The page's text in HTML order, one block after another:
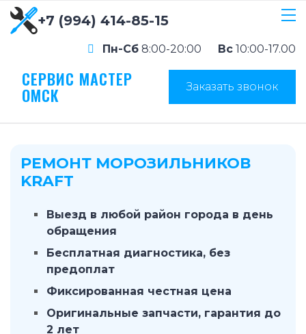
+7 (994) 414-85-15
Пн-Сб 8:00-20:00 Вс 10:00-17.00
СЕРВИС МАСТЕР
ОМСК Заказать звонок
РЕМОНТ МОРОЗИЛЬНИКОВ
KRAFT
Выезд в любой район города в день
обращения
Бесплатная диагностика, без
предоплат
Фиксированная честная цена
Оригинальные запчасти, гарантия до
2 лет